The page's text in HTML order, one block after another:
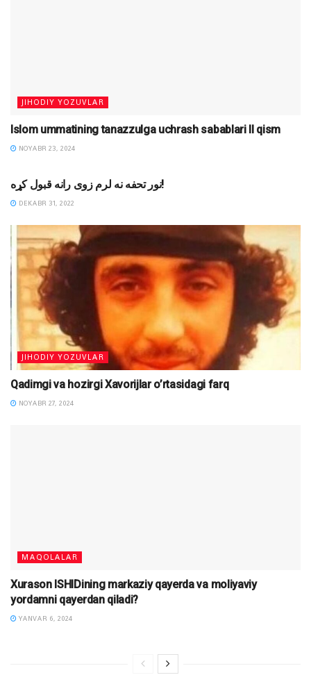
JIHODIY YOZUVLAR
Islom ummatining tanazzulga uchrash sabablari II qism
NOYABR 23, 2024
نور تحفه نه لرم زوی رانه قبول کړه!‎
DEKABR 31, 2022
JIHODIY YOZUVLAR
Qadimgi va hozirgi Xavorijlar o’rtasidagi farq
NOYABR 27, 2024
MAQOLALAR
Xurason ISHIDining markaziy qayerda va moliyaviy
yordamni qayerdan qiladi?
YANVAR 6, 2024